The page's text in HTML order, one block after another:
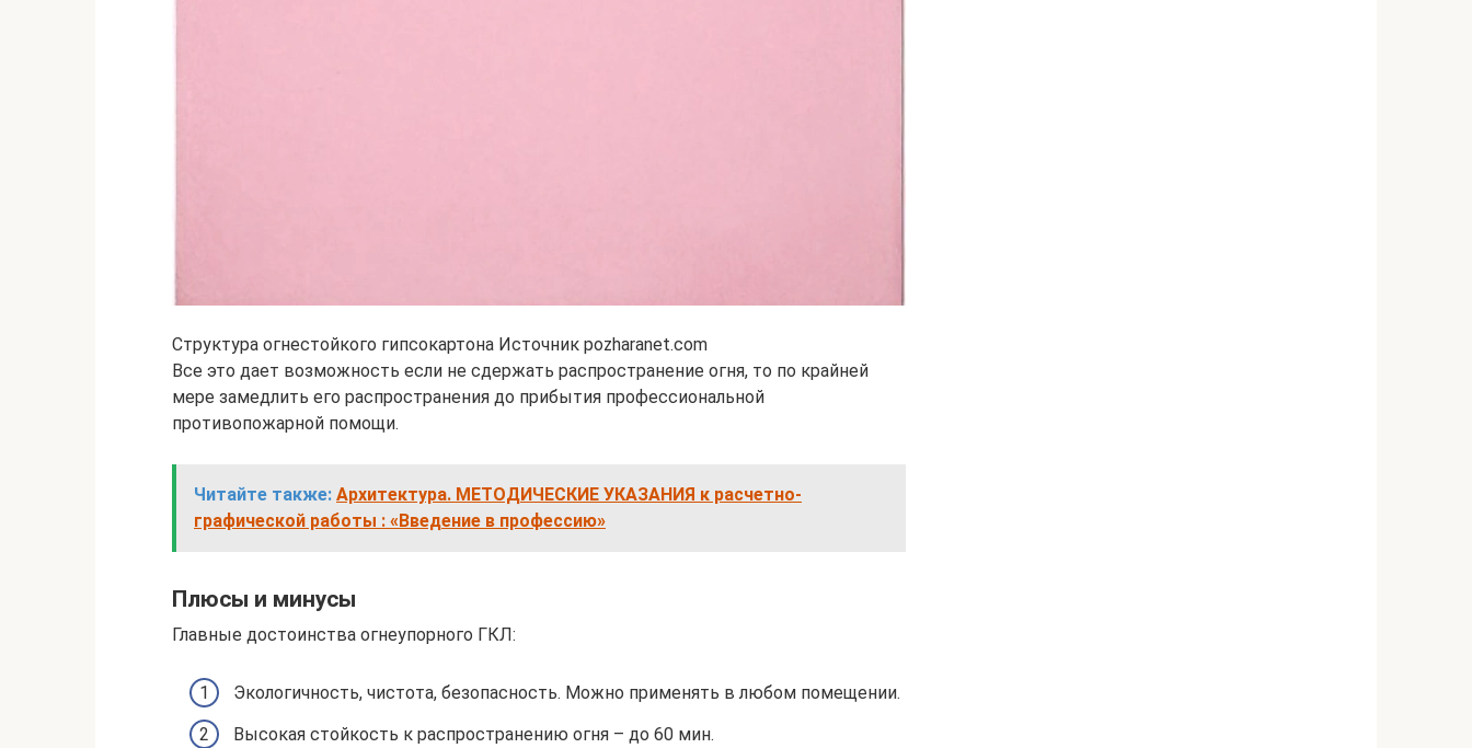
Структура огнестойкого гипсокартона Источник pozharanet.com
Все это дает возможность если не сдержать распространение огня, то по крайней
мере замедлить его распространения до прибытия профессиональной
противопожарной помощи.
Читайте также: Архитектура. МЕТОДИЧЕСКИЕ УКАЗАНИЯ к расчетно-
графической работы : «Введение в профессию»
Плюсы и минусы
Главные достоинства огнеупорного ГКЛ:
Экологичность, чистота, безопасность. Можно применять в любом помещении.
Высокая стойкость к распространению огня – до 60 мин.